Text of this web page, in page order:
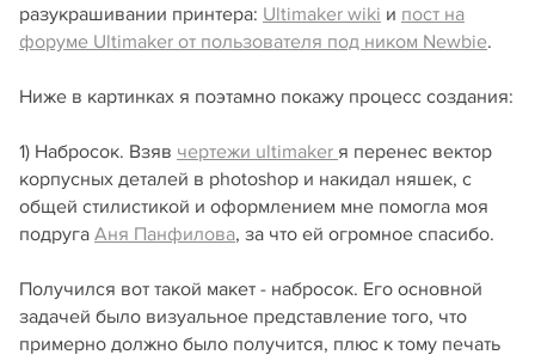
разукрашивании принтера: Ultimaker wiki и пост на
форуме Ultimaker от пользователя под ником Newbie.
Ниже в картинках я поэтамно покажу процесс создания:
1) Набросок. Взяв чертежи ultimaker я перенес вектор
корпусных деталей в photoshop и накидал няшек, с
общей стилистикой и оформлением мне помогла моя
подруга Аня Панфилова, за что ей огромное спасибо.
Получился вот такой макет - набросок. Его основной
задачей было визуальное представление того, что
примерно должно было получится, плюс к тому печать